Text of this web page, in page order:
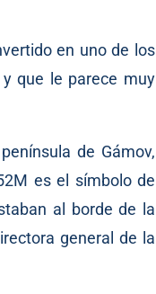
en uno de los
que le parece muy
de Gámov,
es el símbolo de
al borde de la
general de la